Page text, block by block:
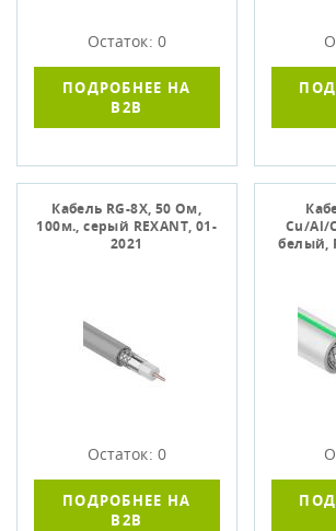
Остаток: 0
ПОДРОБНЕЕ НА
B2B
Кабель RG-8X, 50 Ом,
100м., серый REXANT, 01-
2021
Остаток: 0
ПОДРОБНЕЕ НА
B2B
Cu/Al/
белый,